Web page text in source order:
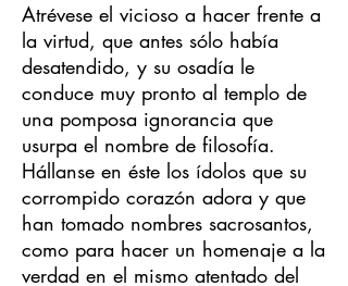
Atrévese el vicioso a hacer frente a
la virtud, que antes sólo había
desatendido, y su osadía le
conduce muy pronto al templo de
una pomposa ignorancia que
usurpa el nombre de filosofía.
Hállanse en éste los ídolos que su
corrompido corazón adora y que
han tomado nombres sacrosantos,
como para hacer un homenaje a la
verdad en el mismo atentado del